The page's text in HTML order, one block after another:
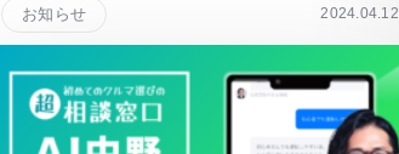
お知らせ 2024.04.12